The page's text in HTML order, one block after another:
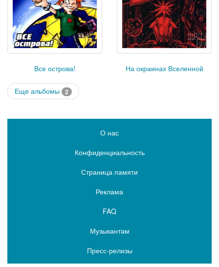
Все острова! На окраинах Вселенной
Еще альбомы 2
О нас
Конфиденциальность
Страница памяти
Реклама
FAQ
Музыкантам
Пресс-релизы